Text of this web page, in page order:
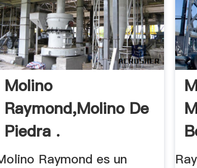
Molino
Raymond,Molino De
Piedra .
Raymond es un